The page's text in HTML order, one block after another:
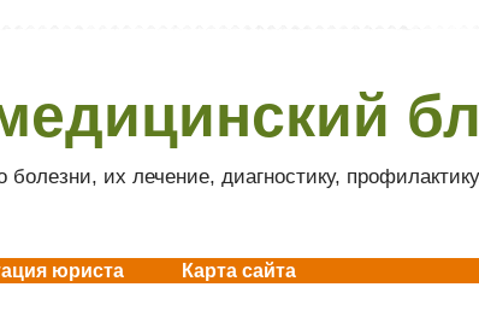
их лечение, диагностику,
юриста Карта сайта